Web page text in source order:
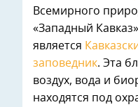
Всемирного
«Западный
является
заповедник. Эта
воздух, вода и
находятся под